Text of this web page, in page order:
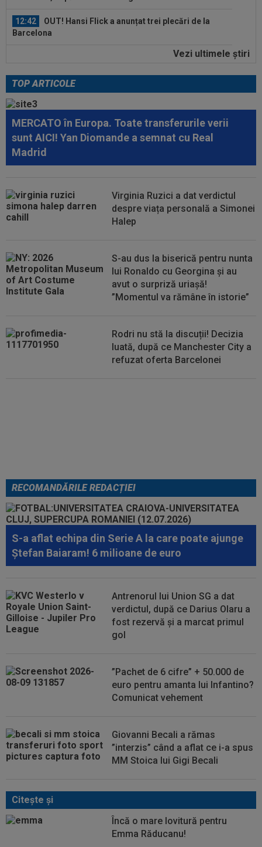
12:42
OUT! Hansi Flick a anunțat trei plecări de la
Barcelona
Antrenorul lui Union SG a dat verdictul, după ce
13:26
Cine e Leonardo Bovio, ”viitorul fundaș al
Italiei” propus de Cristi Chivu la...
13:23
S-a aflat echipa din Serie A la care poate
ajunge Ștefan Baiaram! 6 milioane de...
13:22
”Pachet de 6 cifre” + 50.000 de euro pentru
13:01
Giovanni Becali a rămas ”interzis” când a aflat
ce i-a spus MM Stoica lui Gigi...
Vezi ultimele ştiri
TOP ARTICOLE
MERCATO în Europa. Toate transferurile verii
sunt AICI! Yan Diomande a semnat cu Real
Madrid
Virginia Ruzici a dat verdictul
despre viața personală a Simonei
Halep
S-au dus la biserică pentru nunta
lui Ronaldo cu Georgina și au
avut o surpriză uriașă!
”Momentul va rămâne în istorie”
Rodri nu stă la discuții! Decizia
luată, după ce Manchester City a
refuzat oferta Barcelonei
RECOMANDĂRILE REDACȚIEI
S-a aflat echipa din Serie A la care poate ajunge
Ștefan Baiaram! 6 milioane de euro
Antrenorul lui Union SG a dat
verdictul, după ce Darius Olaru a
fost rezervă și a marcat primul
gol
”Pachet de 6 cifre” + 50.000 de
euro pentru amanta lui Infantino?
Comunicat vehement
Giovanni Becali a rămas
”interzis” când a aflat ce i-a spus
MM Stoica lui Gigi Becali
Citeşte şi
Încă o mare lovitură pentru
Emma Răducanu!